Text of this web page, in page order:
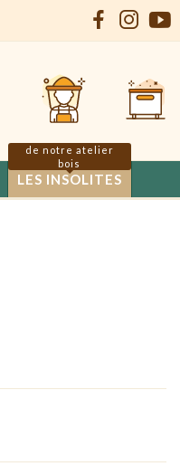
LES INSOLITES
de notre atelier
bois